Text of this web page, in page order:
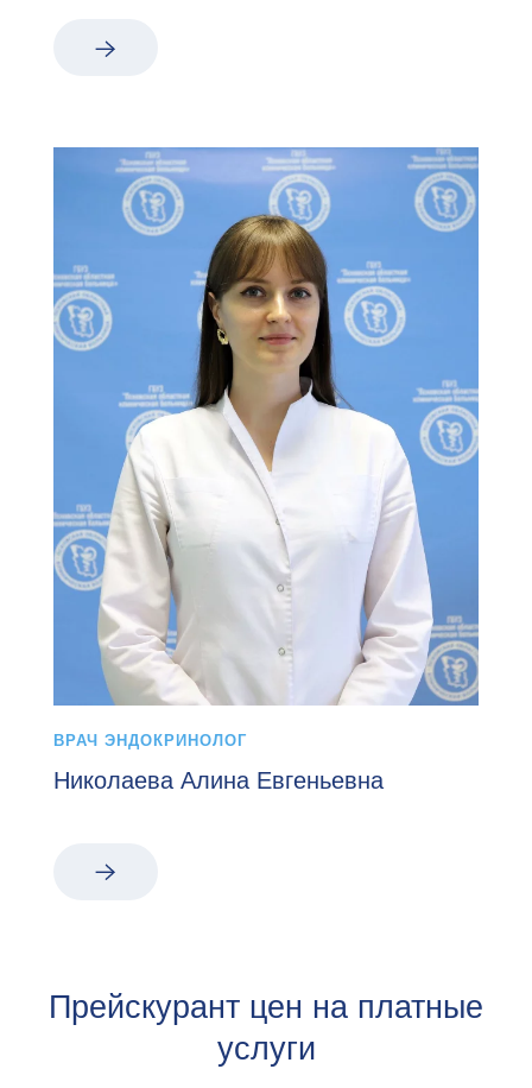
ВРАЧ ЭНДОКРИНОЛОГ
Николаева Алина Евгеньевна
Прейскурант цен на платные
услуги